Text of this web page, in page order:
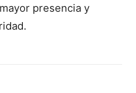
presencia y